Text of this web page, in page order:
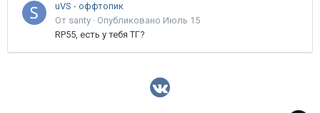
uVS - оффтопик
От santy · Опубликовано Июль 15
RP55, есть у тебя ТГ?